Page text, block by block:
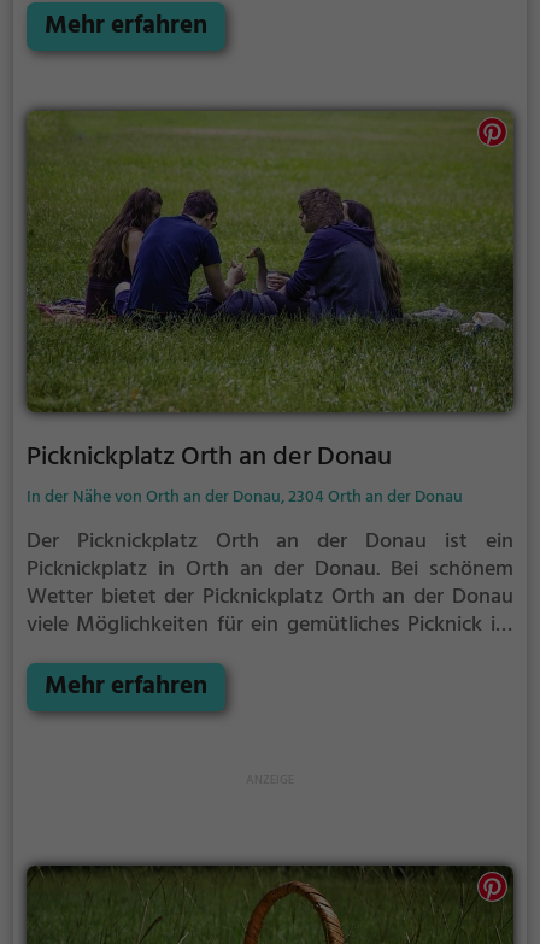
einen Tagesausflug oder als kurze Pause
zwischendurch, der Picknickplatz Neufeld an der
wieder aufzutanken und ein leckeres Essen unter
freiem Himmel zu genießen.
Mehr erfahren
Picknickplatz Orth an der Donau
In der Nähe von Orth an der Donau, 2304 Orth an der Donau
Der Picknickplatz Orth an der Donau ist ein
Picknickplatz in Orth an der Donau. Bei schönem
Wetter bietet der Picknickplatz Orth an der Donau
viele Möglichkeiten für ein gemütliches Picknick im
als kurze Pause zwischendurch, der Picknickplatz
Orth an der Donau ist der perfekte Ort, um die
Mehr erfahren